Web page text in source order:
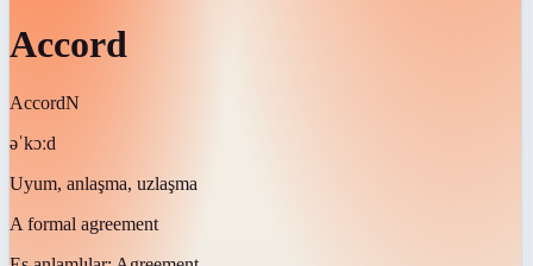
Accord
AccordN
əˈkɔːd
Uyum, anlaşma, uzlaşma
A formal agreement